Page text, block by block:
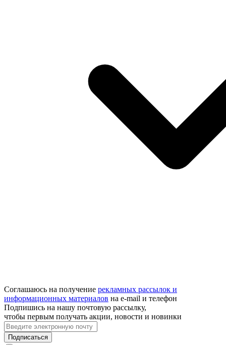
Соглашаюсь на получение рекламных рассылок и
информационных материалов на e‑mail и телефон
Подпишись на нашу почтовую рассылку,
чтобы первым получать акции, новости и новинки
Подписаться